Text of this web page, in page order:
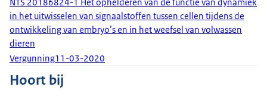
NTS 20186824-1 Het ophelderen van de functie van dynamiek
in het uitwisselen van signaalstoffen tussen cellen tijdens de
ontwikkeling van embryo’s en in het weefsel van volwassen
dieren
Vergunning11-03-2020
Hoort bij